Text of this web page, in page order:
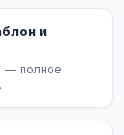
и
— полное